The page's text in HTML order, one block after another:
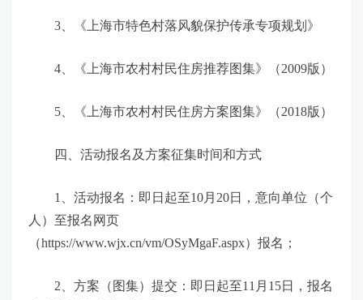
3、《上海市特色村落风貌保护传承专项规划》
4、《上海市农村村民住房推荐图集》（2009版）
5、《上海市农村村民住房方案图集》（2018版）
四、活动报名及方案征集时间和方式
1、活动报名：即日起至10月20日，意向单位（个
人）至报名网页
（https://www.wjx.cn/vm/OSyMgaF.aspx）报名；
2、方案（图集）提交：即日起至11月15日，报名